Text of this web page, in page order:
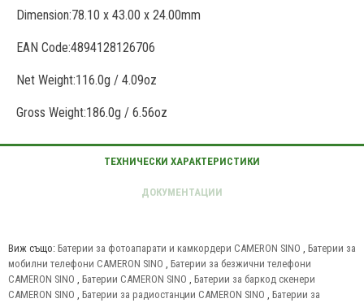
Dimension:78.10 x 43.00 x 24.00mm
EAN Code:4894128126706
Net Weight:116.0g / 4.09oz
Gross Weight:186.0g / 6.56oz
Виж също: Батерии за фотоапарати и камкордери CAMERON SINO , Батерии за
мобилни телефони CAMERON SINO , Батерии за безжични телефони
CAMERON SINO , Батерии CAMERON SINO , Батерии за баркод скенери
CAMERON SINO , Батерии за радиостанции CAMERON SINO , Батерии за